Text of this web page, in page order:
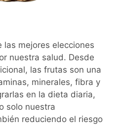
las mejores elecciones
nuestra salud. Desde
las frutas son una
minerales, fibra y
en la dieta diaria,
solo nuestra
reduciendo el riesgo